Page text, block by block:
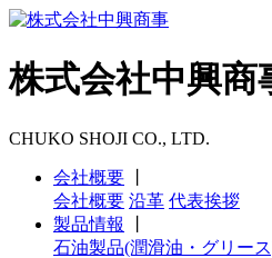
株式会社中興商
CHUKO SHOJI CO., LTD.
会社概要
会社概要 沿革 代表挨拶
製品情報
石油製品(潤滑油・グリー